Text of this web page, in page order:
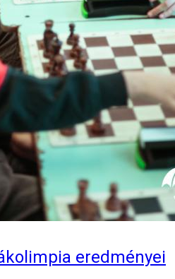
eredményei